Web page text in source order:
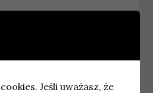
Jeśli uważasz, że